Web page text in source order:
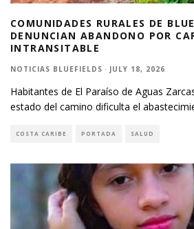
COMUNIDADES RURALES DE
DENUNCIAN ABANDONO POR
INTRANSITABLE
NOTICIAS BLUEFIELDS · JULY 18, 2026
Habitantes de El Paraíso de Aguas
estado del camino dificulta el
COSTA CARIBE PORTADA SALUD